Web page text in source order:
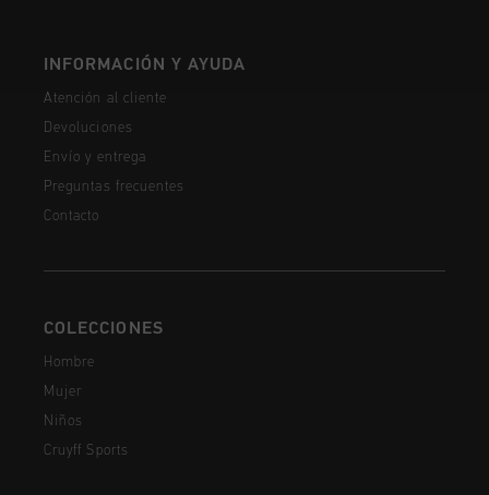
INFORMACIÓN Y AYUDA
Atención al cliente
Devoluciones
Envío y entrega
Preguntas frecuentes
Contacto
COLECCIONES
Hombre
Mujer
Niños
Cruyff Sports